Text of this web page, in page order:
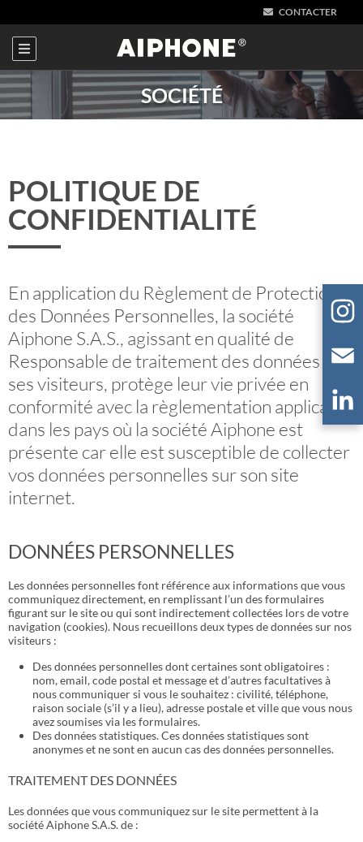
CONTACTER
SOCIÉTÉ
POLITIQUE DE
CONFIDENTIALITÉ
En application du Règlement de Protection
des Données Personnelles, la société
Aiphone S.A.S., agissant en qualité de
Responsable de traitement des données de
ses visiteurs, protège leur vie privée en
conformité avec la règlementation applicable
dans les pays où la société Aiphone est
présente car elle est susceptible de collecter
vos données personnelles sur son site
internet.
DONNÉES PERSONNELLES
Les données personnelles font référence aux informations que vous
communiquez directement, en remplissant l’un des formulaires
figurant sur le site ou qui sont indirectement collectées lors de votre
navigation (cookies). Nous recueillons deux types de données sur nos
visiteurs :
Des données personnelles dont certaines sont obligatoires :
nom, email, code postal et message et d’autres facultatives à
nous communiquer si vous le souhaitez : civilité, téléphone,
raison sociale (s’il y a lieu), adresse postale et ville que vous nous
avez soumises via les formulaires.
Des données statistiques. Ces données statistiques sont
anonymes et ne sont en aucun cas des données personnelles.
TRAITEMENT DES DONNÉES
Les données que vous communiquez sur le site permettent à la
société Aiphone S.A.S. de :